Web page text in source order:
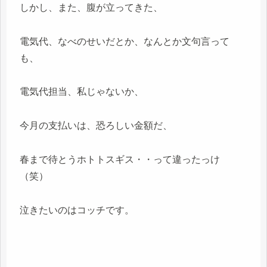
しかし、また、腹が立ってきた、
電気代、なべのせいだとか、なんとか文句言って
も、
電気代担当、私じゃないか、
今月の支払いは、恐ろしい金額だ、
春まで待とうホトトスギス・・って違ったっけ
（笑）
泣きたいのはコッチです。